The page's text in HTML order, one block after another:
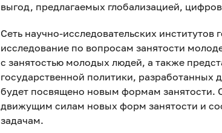
выгод, предлагаемых глобализацией,
Сеть научно-исследовательских
исследование по вопросам занятости
с занятостью молодых людей, а также
государственной политики,
будет посвящено новым формам занятости.
движущим силам новых форм занятости и
задачам.